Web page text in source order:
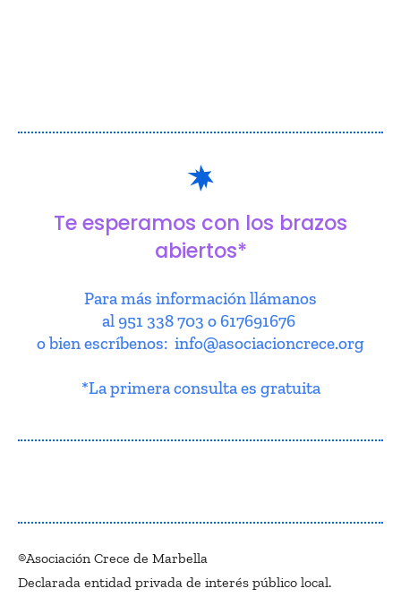
Te esperamos con los brazos
abiertos*
Para más información llámanos
al 951 338 703 o 617691676
o bien escríbenos: info@asociacioncrece.org
*La primera consulta es gratuita
®Asociación Crece de Marbella
Declarada entidad privada de interés público local.